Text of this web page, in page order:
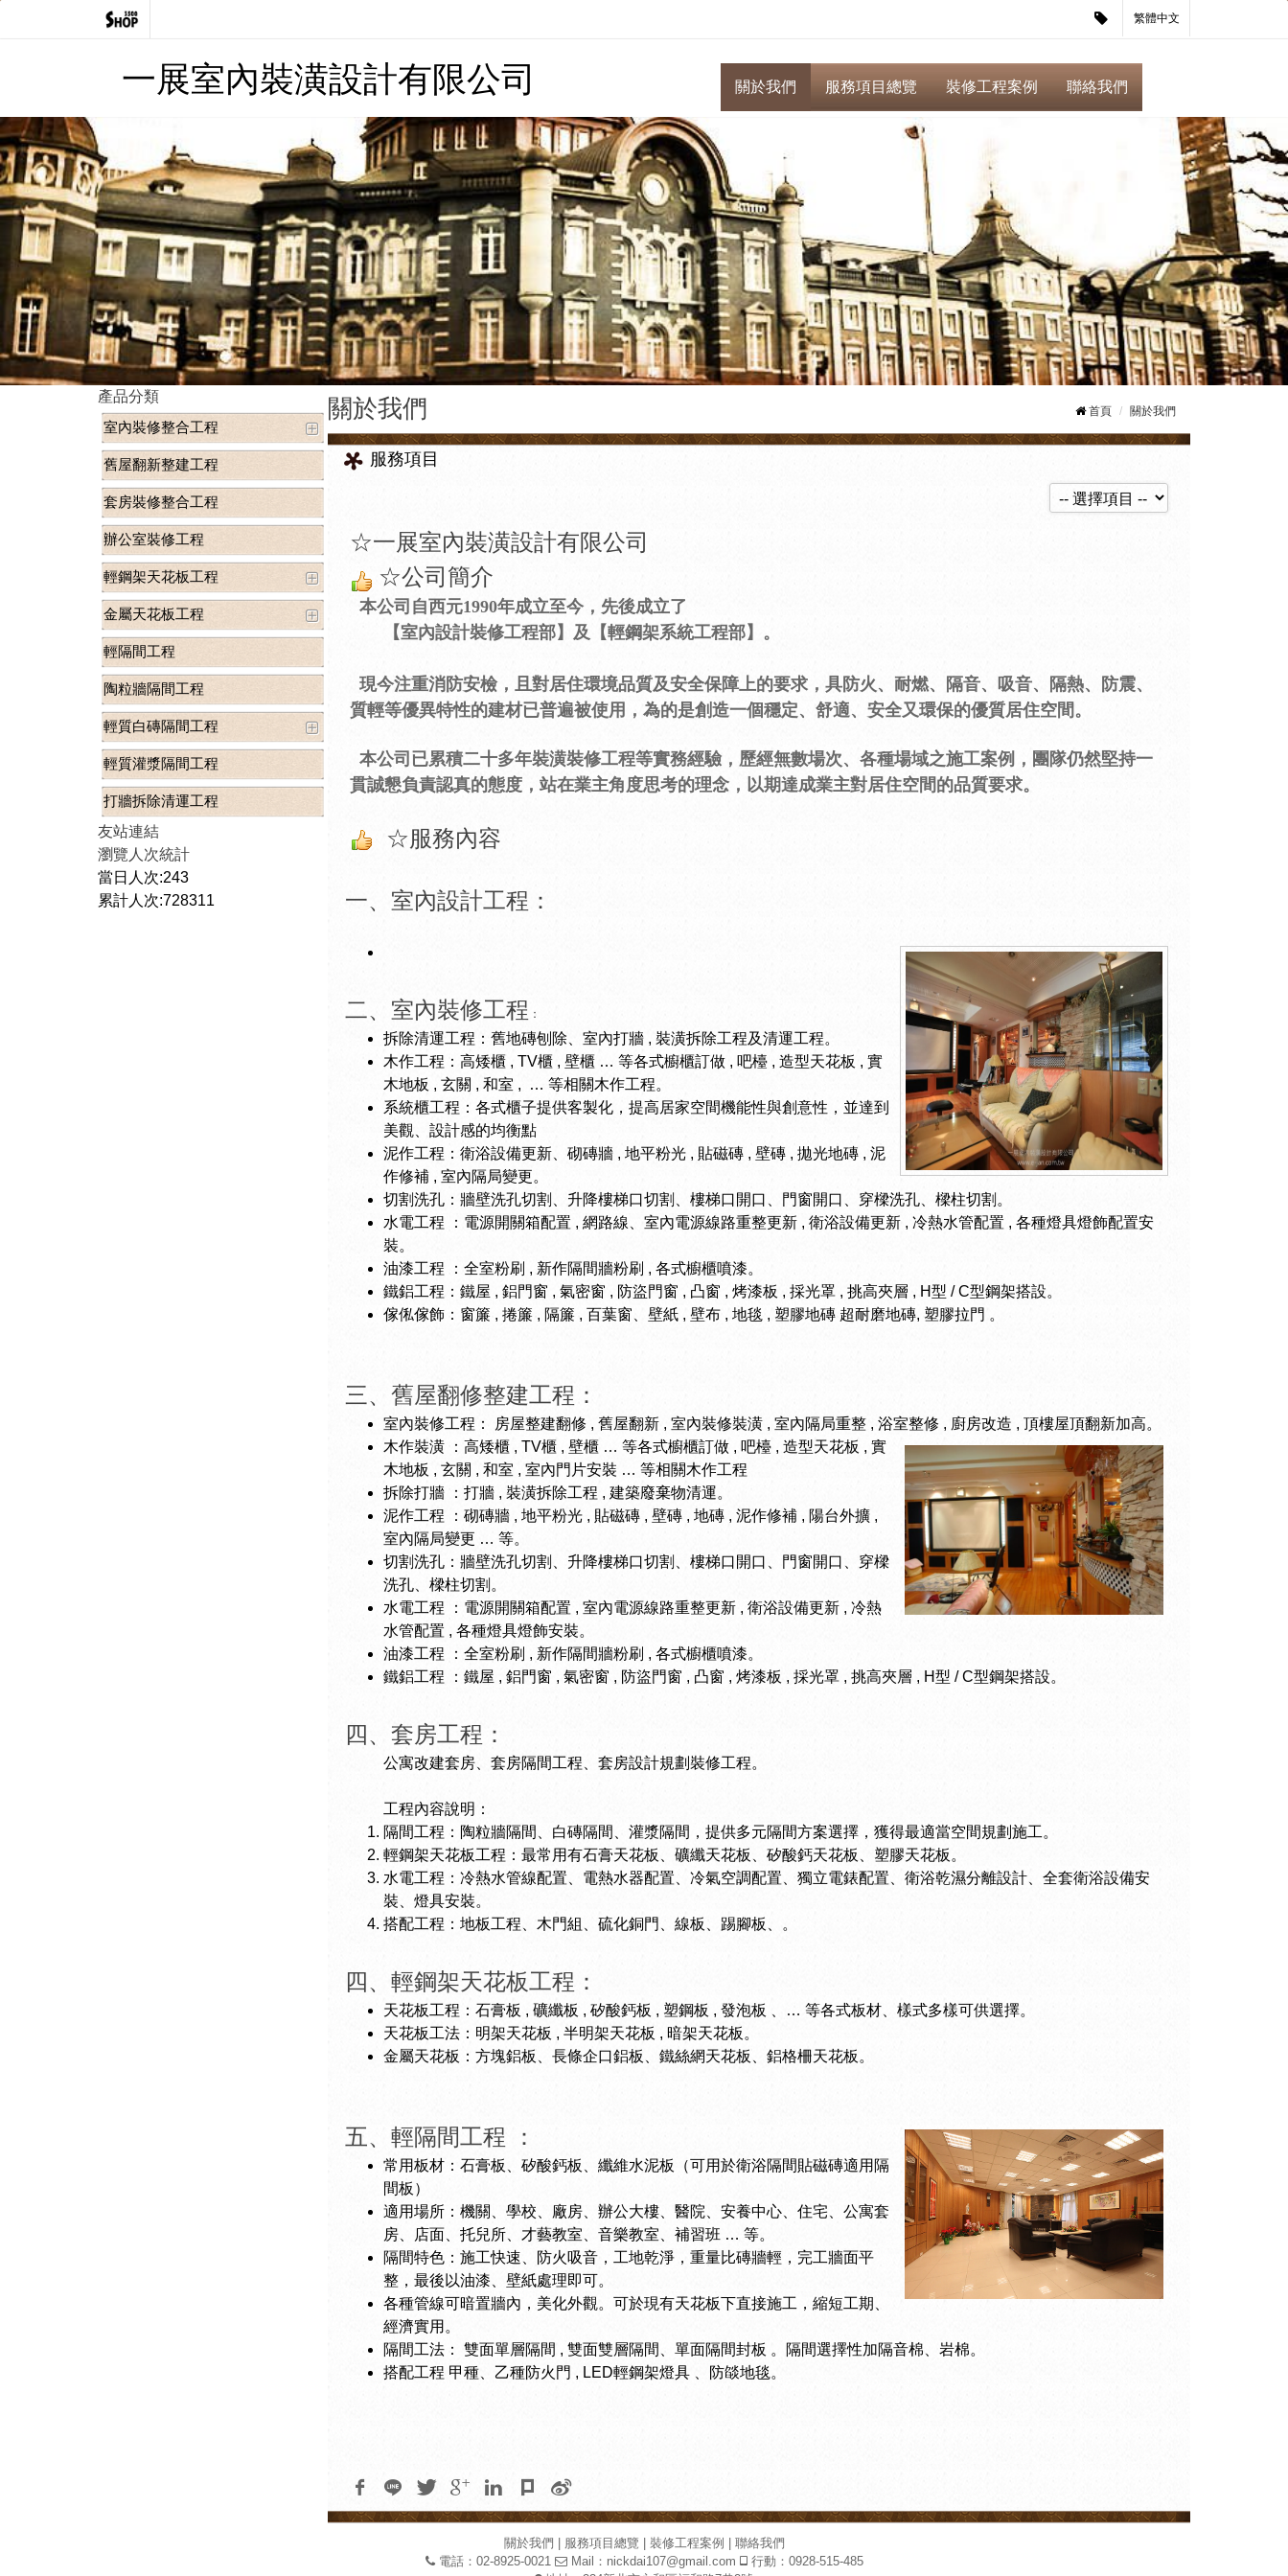
繁體中文
一展室內裝潢設計有限公司 關於我們 服務項目總覽 裝修工程案例 聯絡我們
產品分類
室內裝修整合工程
舊屋翻新整建工程
套房裝修整合工程
辦公室裝修工程
輕鋼架天花板工程
金屬天花板工程
輕隔間工程
陶粒牆隔間工程
輕質白磚隔間工程
輕質灌漿隔間工程
打牆拆除清運工程
友站連結
瀏覽人次統計
當日人次:243
累計人次:728311
關於我們 首頁 關於我們
服務項目
☆一展室內裝潢設計有限公司
☆公司簡介
本公司自西元1990年成立至今，先後成立了
【室內設計裝修工程部】及【輕鋼架系統工程部】。
現今注重消防安檢，且對居住環境品質及安全保障上的要求，具防火、耐燃、隔音、吸音、隔熱、防震、
質輕等優異特性的建材已普遍被使用，為的是創造一個穩定、舒適、安全又環保的優質居住空間。
本公司已累積二十多年裝潢裝修工程等實務經驗，歷經無數場次、各種場域之施工案例，團隊仍然堅持一
貫誠懇負責認真的態度，站在業主角度思考的理念，以期達成業主對居住空間的品質要求。
☆服務內容
​​​一、室內設計工程：
二、室內裝修工程 ：
拆除清運工程： 舊地磚刨除、室內打牆 , 裝潢拆除工程及清運工程。
木作工程： 高矮櫃 , TV櫃 , 壁櫃 … 等各式櫥櫃訂做 , 吧檯 , 造型天花板 , 實
木地板 , 玄關 , 和室 , … 等相關木作工程。
系統櫃工程： 各式櫃子提供客製化，提高居家空間機能性與創意性，並達到
美觀、設計感的均衡點
泥作工程： 衛浴設備更新、砌磚牆 , 地平粉光 , 貼磁磚 , 壁磚 , 拋光地磚 , 泥
作修補 , 室內隔局變更。
切割洗孔： 牆壁洗孔切割、升降樓梯口切割、樓梯口開口、門窗開口、穿樑洗孔、樑柱切割。
水電工程 ： 電源開關箱配置 , 網路線、室內電源線路重整更新 , 衛浴設備更新 , 冷熱水管配置 , 各種燈具燈飾配置安
裝。
油漆工程 ： 全室粉刷 , 新作隔間牆粉刷 , 各式櫥櫃噴漆。
鐵鋁工程： 鐵屋 , 鋁門窗 , 氣密窗 , 防盜門窗 , 凸窗 , 烤漆板 , 採光罩 , 挑高夾層 , H型 / C型鋼架搭設。
傢俬傢飾： 窗簾 , 捲簾 , 隔簾 , 百葉窗、壁紙 , 壁布 , 地毯 , 塑膠地磚 超耐磨地磚, 塑膠拉門 。
三、舊屋翻修整建工程：
室內裝修工程：
房屋整建翻修 , 舊屋翻新 , 室內裝修裝潢 , 室內隔局重整 , 浴室整修 , 廚房改造 , 頂樓屋頂翻新加高。
木作裝潢 ： 高矮櫃 , TV櫃 , 壁櫃 … 等各式櫥櫃訂做 , 吧檯 , 造型天花板 , 實
木地板 , 玄關 , 和室 , 室內門片安裝 … 等相關木作工程
拆除打牆 ： 打牆 , 裝潢拆除工程 , 建築廢棄物清運。
泥作工程 ： 砌磚牆 , 地平粉光 , 貼磁磚 , 壁磚 , 地磚 , 泥作修補 , 陽台外擴 ,
室內隔局變更 … 等。
切割洗孔： 牆壁洗孔切割、升降樓梯口切割、樓梯口開口、門窗開口、穿樑
洗孔、樑柱切割。
水電工程 ： 電源開關箱配置 , 室內電源線路重整更新 , 衛浴設備更新 , 冷熱
水管配置 , 各種燈具燈飾安裝。
油漆工程 ： 全室粉刷 , 新作隔間牆粉刷 , 各式櫥櫃噴漆。
鐵鋁工程 ： 鐵屋 , 鋁門窗 , 氣密窗 , 防盜門窗 , 凸窗 , 烤漆板 , 採光罩 , 挑高夾層 , H型 / C型鋼架搭設。
四、套房工程：
公寓改建套房、套房隔間工程、套房設計規劃裝修工程。
工程內容說明：
隔間工程： 陶粒牆隔間、白磚隔間、灌漿隔間，提供多元隔間方案選擇，獲得最適當空間規劃施工。
輕鋼架天花板工程： 最常用有石膏天花板、礦纖天花板、矽酸鈣天花板、塑膠天花板。
水電工程： 冷熱水管線配置、電熱水器配置、冷氣空調配置、獨立電錶配置、衛浴乾濕分離設計、全套衛浴設備安
裝、燈具安裝。
搭配工程： 地板工程、木門組、硫化銅門、線板、踢腳板、。
四、輕鋼架天花板工程：
天花板工程： 石膏板 , 礦纖板 , 矽酸鈣板 , 塑鋼板 , 發泡板 、… 等各式板材、樣式多樣可供選擇。
天花板工法： 明架天花板 , 半明架天花板 , 暗架天花板。
金屬天花板： 方塊鋁板、長條企口鋁板、鐵絲網天花板、鋁格柵天花板。
五、輕隔間工程 ：
常用板材： 石膏板、矽酸鈣板、纖維水泥板（可用於衛浴隔間貼磁磚適用隔
間板）
適用場所： 機關、學校、廠房、辦公大樓、醫院、安養中心、住宅、公寓套
房、店面、托兒所、才藝教室、音樂教室、補習班 … 等。
隔間特色： 施工快速、防火吸音，工地乾淨，重量比磚牆輕，完工牆面平
整，最後以油漆、壁紙處理即可。
各種管線可暗置牆內，美化外觀。可於現有天花板下直接施工，縮短工期、
經濟實用。
隔間工法：
雙面單層隔間 , 雙面雙層隔間、單面隔間封板 。隔間選擇性加隔音棉、岩棉。
搭配工程 甲種、乙種防火門 , LED輕鋼架燈具 、防燄地毯。
關於我們 服務項目總覽 裝修工程案例
聯絡我們
電話：02-8925-0021
Mail： nickdai107@gmail.com
行動：0928-515-485